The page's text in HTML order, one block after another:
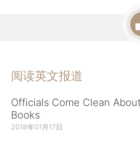
阅读英文报道
Officials Come Clean
Books
2018年01月17日